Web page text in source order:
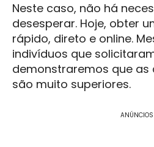
Neste caso, não há
desesperar. Hoje, obter
rápido, direto e online.
indivíduos que
demonstraremos que as
são muito superiores.
ANÚNCIOS